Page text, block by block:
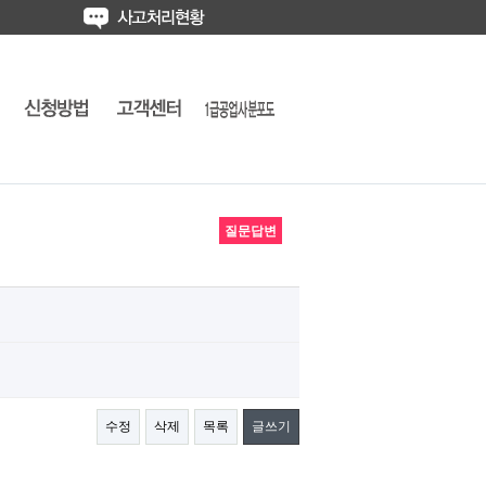
질문답변
수정 삭제 목록 글쓰기